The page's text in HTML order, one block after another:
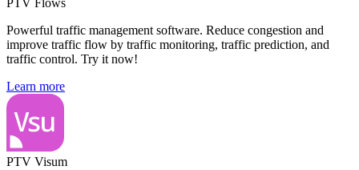
PTV Flows
Powerful traffic management software. Reduce congestion and
improve traffic flow by traffic monitoring, traffic prediction, and
traffic control. Try it now!
Learn more
PTV Visum